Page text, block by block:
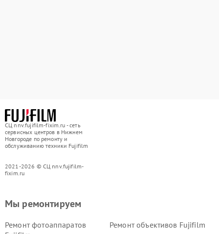
СЦ nnv.fujifilm-fixim.ru - сеть
сервисных центров в Нижнем
Новгороде по ремонту и
обслуживанию техники Fujifilm
2021-2026 © СЦ nnv.fujifilm-
fixim.ru
Мы ремонтируем
Ремонт фотоаппаратов
Ремонт объективов Fujifilm